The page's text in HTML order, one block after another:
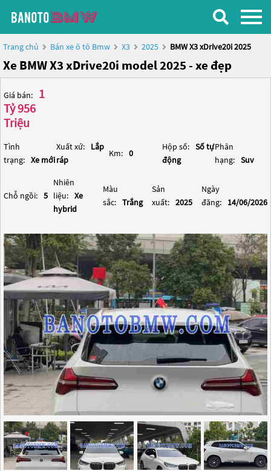
Trang chủ Bán xe ô tô Bmw X3 2025 BMW X3 xDrive20i 2025
Xe BMW X3 xDrive20i model 2025 - xe đẹp
Giá bán:
1
Tỷ 956
Triệu
Tình
trạng: Xe mới
Xuất xứ:
Lắp
ráp
Km: 0
Hộp số: Số tự
động
Phân
hạng: Suv
Chỗ ngồi: 5
Nhiên
liệu: Xe
hybrid
Màu
sắc: Trắng
Sản
xuất: 2025
Ngày
đăng:
14/06/2026